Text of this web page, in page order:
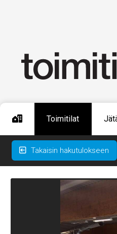
Toimitilat
Takaisin hakutulokseen